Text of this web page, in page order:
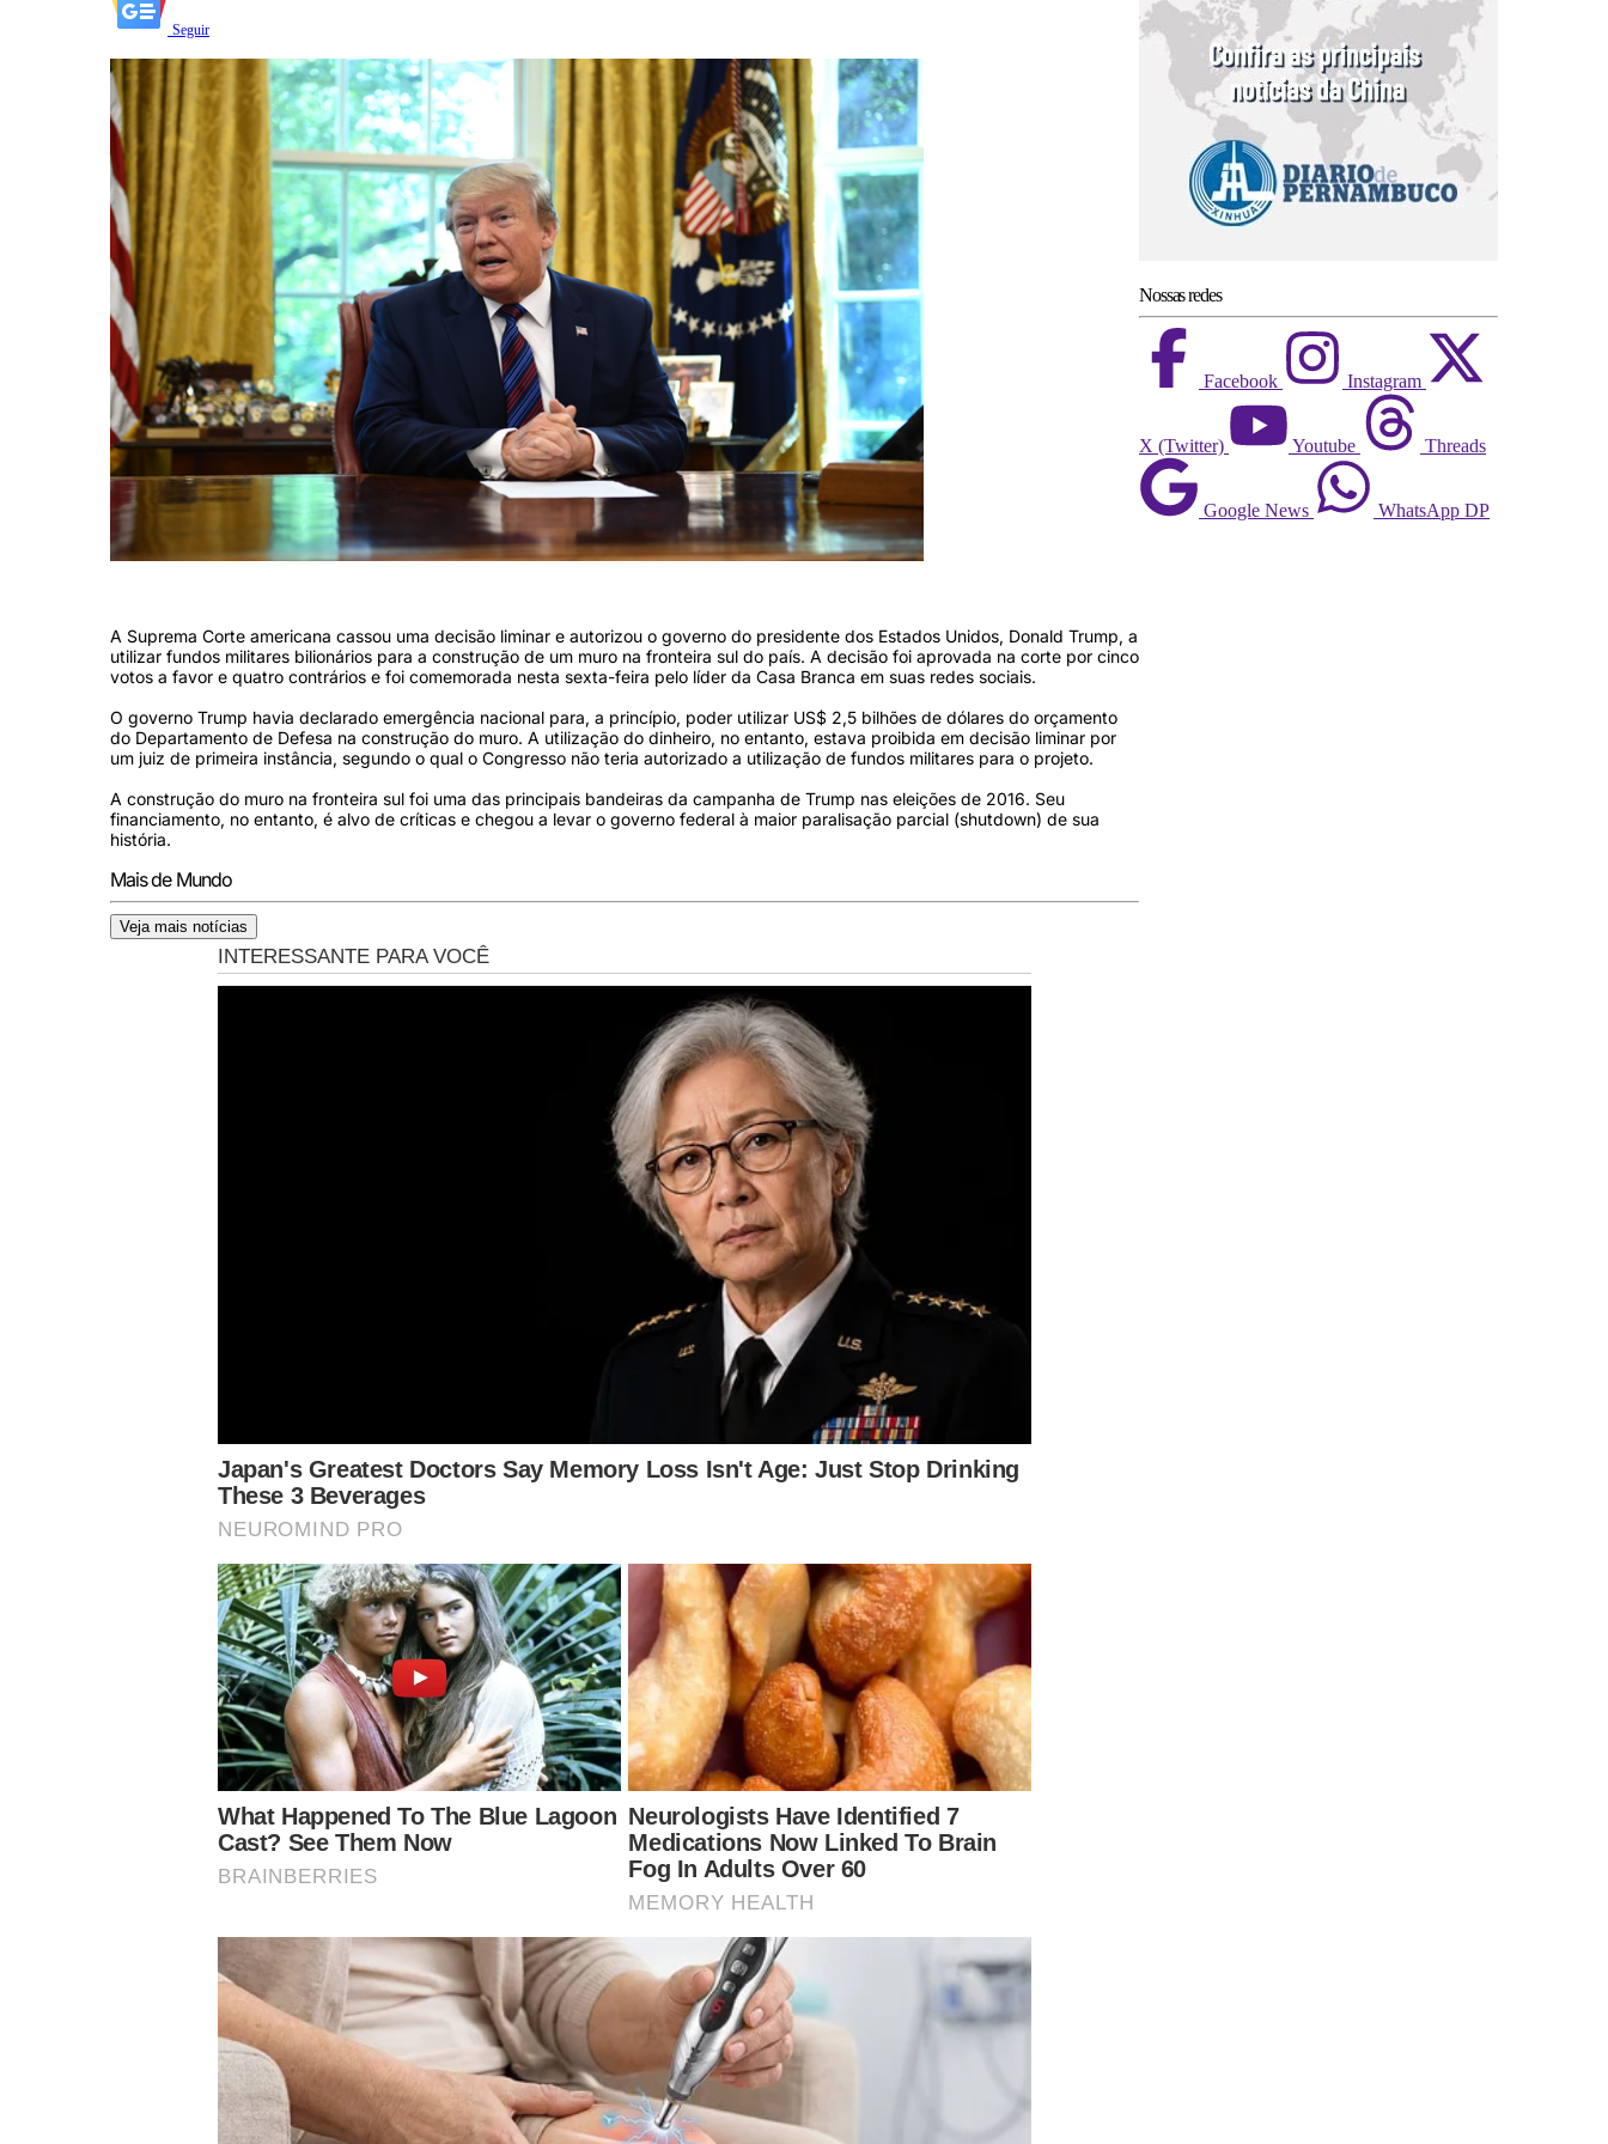
Seguir
A Suprema Corte americana cassou uma decisão liminar e autorizou o governo do presidente dos Estados Unidos, Donald Trump, a
utilizar fundos militares bilionários para a construção de um muro na fronteira sul do país. A decisão foi aprovada na corte por cinco
votos a favor e quatro contrários e foi comemorada nesta sexta-feira pelo líder da Casa Branca em suas redes sociais.
O governo Trump havia declarado emergência nacional para, a princípio, poder utilizar US$ 2,5 bilhões de dólares do orçamento
do Departamento de Defesa na construção do muro. A utilização do dinheiro, no entanto, estava proibida em decisão liminar por
um juiz de primeira instância, segundo o qual o Congresso não teria autorizado a utilização de fundos militares para o projeto.
A construção do muro na fronteira sul foi uma das principais bandeiras da campanha de Trump nas eleições de 2016. Seu
financiamento, no entanto, é alvo de críticas e chegou a levar o governo federal à maior paralisação parcial (shutdown) de sua
história.
Mais de Mundo
Veja mais notícias
Nossas redes
Facebook Instagram
X (Twitter) Youtube Threads
Google News WhatsApp DP